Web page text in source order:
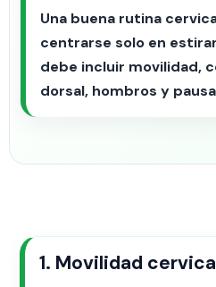
Una buena rutina
centrarse solo en
debe incluir movilidad,
dorsal, hombros y
1. Movilidad